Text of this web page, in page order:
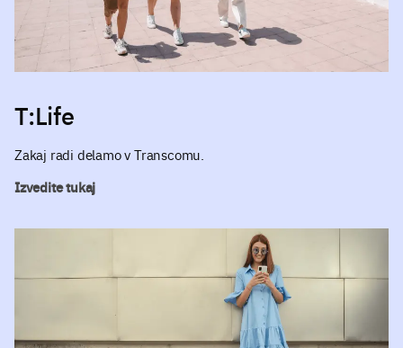
T:Life
Zakaj radi delamo v Transcomu.
Izvedite tukaj